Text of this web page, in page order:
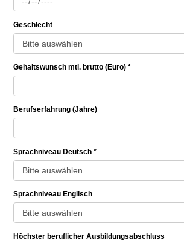
Geschlecht
Gehaltswunsch mtl. brutto (Euro) *
Berufserfahrung (Jahre)
Sprachniveau Deutsch *
Sprachniveau Englisch
Höchster beruflicher Ausbildungsabschluss